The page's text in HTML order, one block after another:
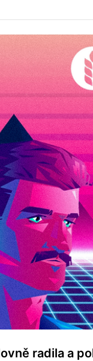
radila a